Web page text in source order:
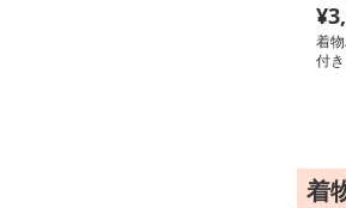
¥
着
付
着